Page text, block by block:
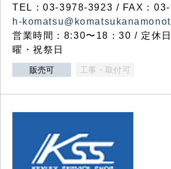
TEL：03-3978-3923 / FAX：
h-
営業時間：8:30〜18：30 / 定休
曜・祝祭日
販売可 工事・取付可